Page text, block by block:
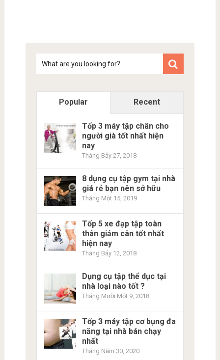
kiem
Popular Recent
Tốp 3 máy tập chân cho
người già tốt nhất hiện
nay
Tháng Bảy 27, 2018
8 dụng cụ tập gym tại nhà
giá rẻ bạn nên sở hữu
Tháng Một 15, 2019
Tốp 5 xe đạp tập toàn
thân giảm cân tốt nhất
hiện nay
Tháng Bảy 12, 2018
Dụng cụ tập thể dục tại
nhà loại nào tốt ?
Tháng Mười Một 9, 2018
Tốp 3 máy tập cơ bụng đa
năng tại nhà bán chạy
nhất
Tháng Năm 30, 2020